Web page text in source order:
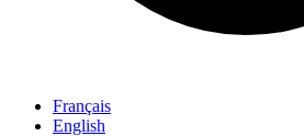
Français
English